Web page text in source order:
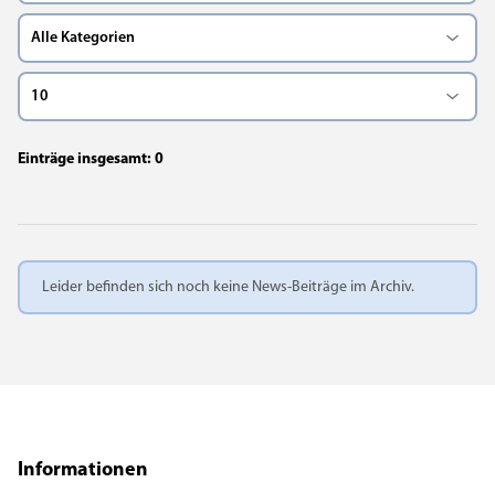
Einträge insgesamt: 0
x
Leider befinden sich noch keine News-Beiträge im Archiv.
Informationen